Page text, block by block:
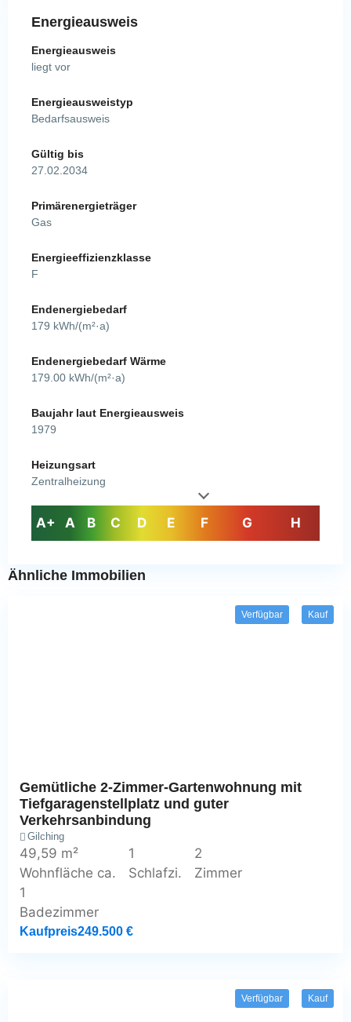
Energieausweis
Energieausweis
liegt vor
Energie­ausweistyp
Bedarfsausweis
Gültig bis
27.02.2034
Primärenergieträger
Gas
Energieeffizienzklasse
F
Endenergiebedarf
179 kWh/(m²·a)
Endenergiebedarf Wärme
179.00 kWh/(m²·a)
Baujahr laut Energieausweis
1979
Heizungsart
Zentralheizung
A+ A B C D E F G H
Ähnliche Immobilien
Verfügbar Kauf
Gemütliche 2-Zimmer-Gartenwohnung mit
Tiefgaragenstellplatz und guter
Verkehrsanbindung
Gilching
49,59 m²
Wohnfläche ca.
1
Schlafzi.
2
Zimmer
1
Badezimmer
Kaufpreis249.500 €
Verfügbar Kauf